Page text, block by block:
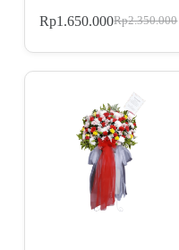
Rp2.350.000
Rp1.650.000